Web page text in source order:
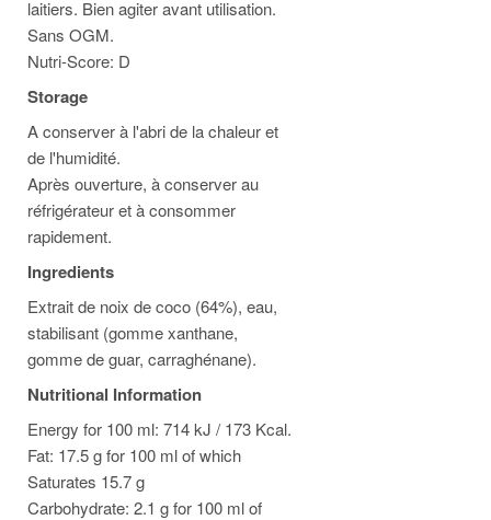
laitiers. Bien agiter avant utilisation.
Sans OGM.
Nutri-Score: D
Storage
A conserver à l'abri de la chaleur et
de l'humidité.
Après ouverture, à conserver au
réfrigérateur et à consommer
rapidement.
Ingredients
Extrait de noix de coco (64%), eau,
stabilisant (gomme xanthane,
gomme de guar, carraghénane).
Nutritional Information
Energy for 100 ml: 714 kJ / 173 Kcal.
Fat: 17.5 g for 100 ml of which
Saturates 15.7 g
Carbohydrate: 2.1 g for 100 ml of